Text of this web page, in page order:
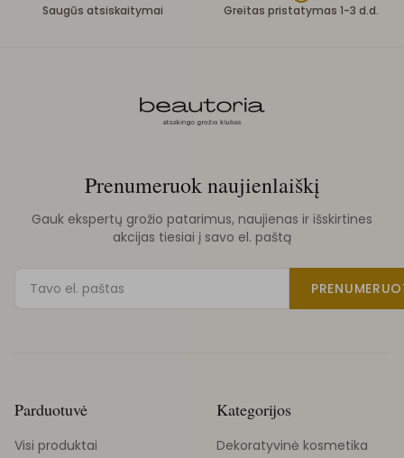
Saugūs atsiskaitymai Greitas pristatymas 1-3 d.d.
Prenumeruok naujienlaiškį
Gauk ekspertų grožio patarimus, naujienas ir išskirtines
akcijas tiesiai į savo el. paštą
Parduotuvė
Visi produktai
Kategorijos
Dekoratyvinė kosmetika